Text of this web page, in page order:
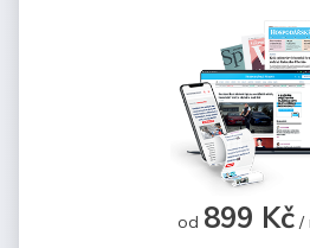
od 899 Kč/